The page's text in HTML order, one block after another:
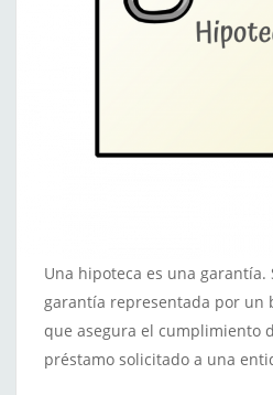
Una hipoteca es una garantía.
garantía representada por un
que asegura el cumplimiento
préstamo solicitado a una